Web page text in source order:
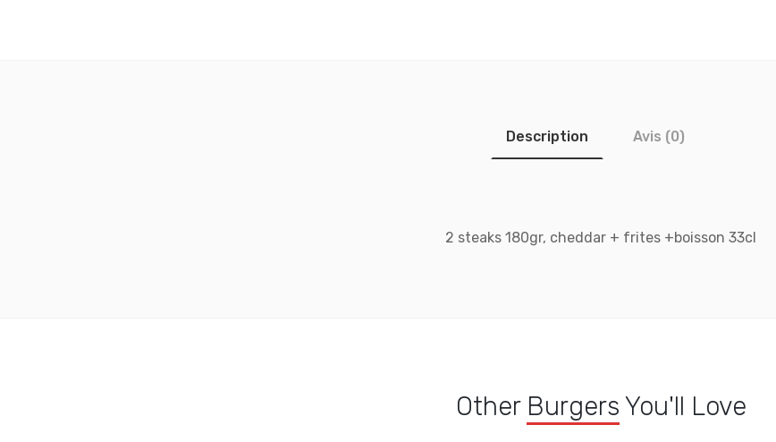
Description Avis (0)
2 steaks 180gr, cheddar + frites +boisson 33cl
Other Burgers You'll Love